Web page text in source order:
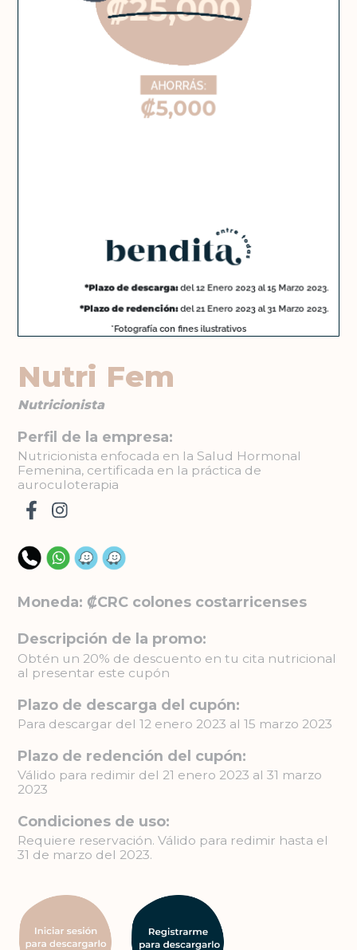
Nutri Fem
Nutricionista
Perfil de la empresa:
Nutricionista enfocada en la Salud Hormonal
Femenina, certificada en la práctica de
auroculoterapia
Moneda: ₡CRC colones costarricenses
Descripción de la promo:
Obtén un 20% de descuento en tu cita nutricional
al presentar este cupón
Plazo de descarga del cupón:
Para descargar del 12 enero 2023 al 15 marzo 2023
Plazo de redención del cupón:
Válido para redimir del 21 enero 2023 al 31 marzo
2023
Condiciones de uso:
Requiere reservación. Válido para redimir hasta el
31 de marzo del 2023.